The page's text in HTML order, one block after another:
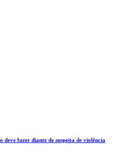
deve fazer diante de suspeita de violência